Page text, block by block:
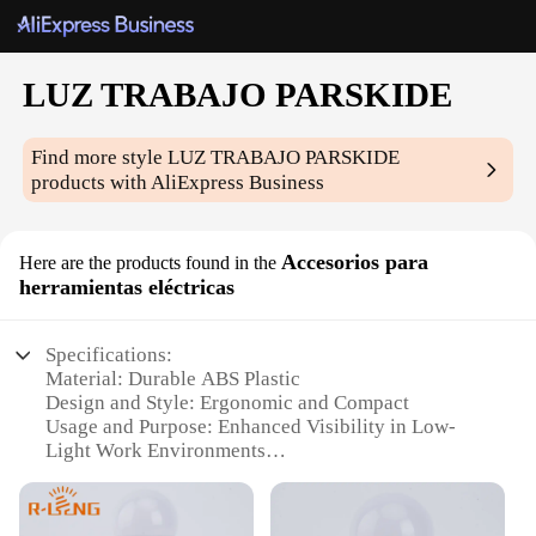
LUZ TRABAJO PARSKIDE
Find more styleLUZ TRABAJO PARSKIDE
products with AliExpress Business
Here are the products found in the Accesorios para
herramientas eléctricas
Specifications:
Material: Durable ABS Plastic
Design and Style: Ergonomic and Compact
Usage and Purpose: Enhanced Visibility in Low-
Light Work Environments
Lighting
Parts and Accessories: Includes a Versatile